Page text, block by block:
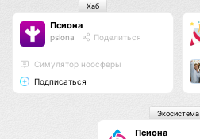
Псиона
psiona Поделиться
Cимулятор ноосферы
Подписаться
Хаб
Псиона
Экосистема